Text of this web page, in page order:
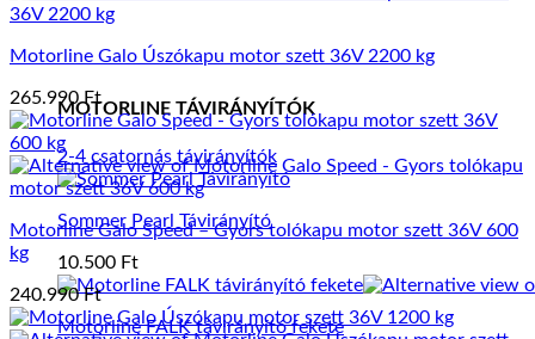
MOTORLINE TÁVIRÁNYÍTÓK
2-4 csatornás távirányítók
Sommer Pearl Távirányító
10.500 Ft
Motorline FALK távirányító fekete
Motorline Galo Úszókapu motor szett 36V 2200 kg
265.990Ft
Motorline Galo Speed – Gyors tolókapu motor szett 36V 600
kg
240.990Ft